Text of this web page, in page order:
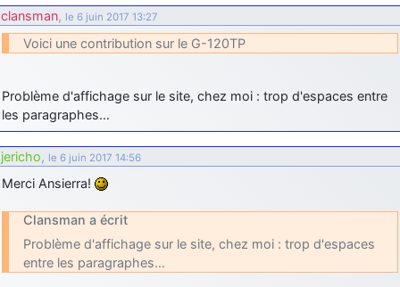
clansman, le 6 juin 2017 13:27
Voici une contribution sur le G-120TP
Problème d'affichage sur le site, chez moi : trop d'espaces entre
les paragraphes…
jericho, le 6 juin 2017 14:56
Merci Ansierra!
Clansman a écrit
Problème d'affichage sur le site, chez moi : trop d'espaces
entre les paragraphes…